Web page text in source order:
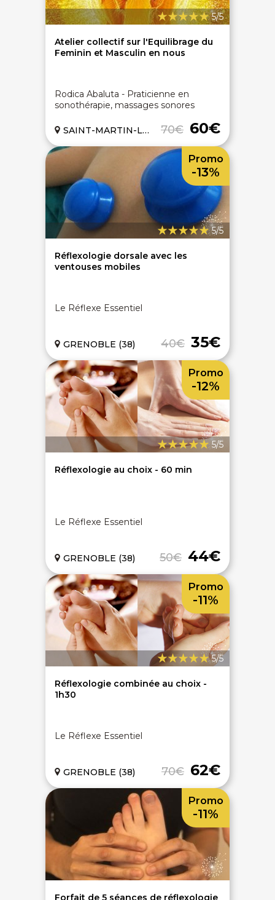
5/5
Atelier collectif sur l'Equilibrage du
Feminin et Masculin en nous
Rodica Abaluta - Praticienne en
sonothérapie, massages sonores
70€ 60€
SAINT-MARTIN-LE-VINOUX (38)
5/5
Réflexologie dorsale avec les
ventouses mobiles
Le Réflexe Essentiel
40€ 35€
GRENOBLE (38)
Promo
-13%
5/5
Réflexologie au choix - 60 min
Le Réflexe Essentiel
50€ 44€
GRENOBLE (38)
Promo
-12%
5/5
Réflexologie combinée au choix -
1h30
Le Réflexe Essentiel
70€ 62€
GRENOBLE (38)
Promo
-11%
Forfait de 5 séances de réflexologie
Promo
-11%